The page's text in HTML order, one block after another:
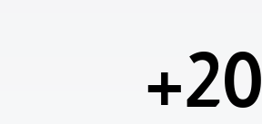
20+